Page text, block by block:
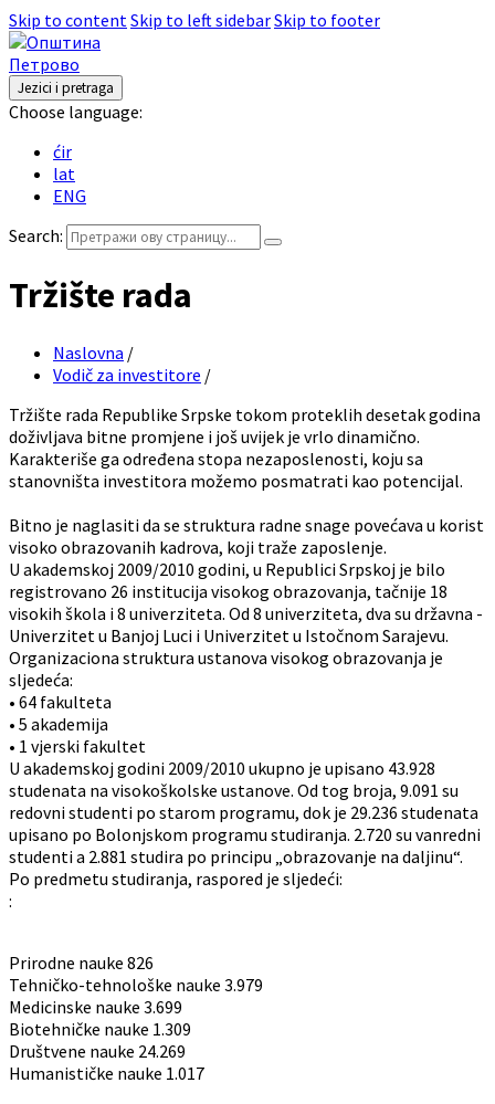
Skip to contentSkip to left sidebarSkip to footer
Jezici i pretraga
Choose language:
ćir
lat
ENG
Search:
Tržište rada
Naslovna /
Vodič za investitore /
Tržište rada Republike Srpske tokom proteklih desetak godina
doživljava bitne promjene i još uvijek je vrlo dinamično.
Karakteriše ga određena stopa nezaposlenosti, koju sa
stanovništa investitora možemo posmatrati kao potencijal.
Bitno je naglasiti da se struktura radne snage povećava u korist
visoko obrazovanih kadrova, koji traže zaposlenje.
U akademskoj 2009/2010 godini, u Republici Srpskoj je bilo
registrovano 26 institucija visokog obrazovanja, tačnije 18
visokih škola i 8 univerziteta. Od 8 univerziteta, dva su državna -
Univerzitet u Banjoj Luci i Univerzitet u Istočnom Sarajevu.
Organizaciona struktura ustanova visokog obrazovanja je
sljedeća:
• 64 fakulteta
• 5 akademija
• 1 vjerski fakultet
U akademskoj godini 2009/2010 ukupno je upisano 43.928
studenata na visokoškolske ustanove. Od tog broja, 9.091 su
redovni studenti po starom programu, dok je 29.236 studenata
upisano po Bolonjskom programu studiranja. 2.720 su vanredni
studenti a 2.881 studira po principu „obrazovanje na daljinu“.
Po predmetu studiranja, raspored je sljedeći:
:
Prirodne nauke 826
Tehničko-tehnološke nauke 3.979
Medicinske nauke 3.699
Biotehničke nauke 1.309
Društvene nauke 24.269
Humanističke nauke 1.017